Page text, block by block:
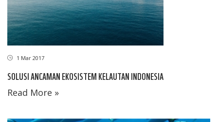
1 Mar 2017
SOLUSI ANCAMAN EKOSISTEM KELAUTAN INDONESIA
Read More »